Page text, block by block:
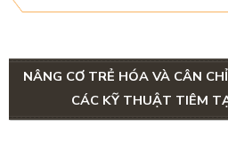
NÂNG CƠ TRẺ HÓA VÀ CÂN
CÁC KỸ THUẬT TIÊM